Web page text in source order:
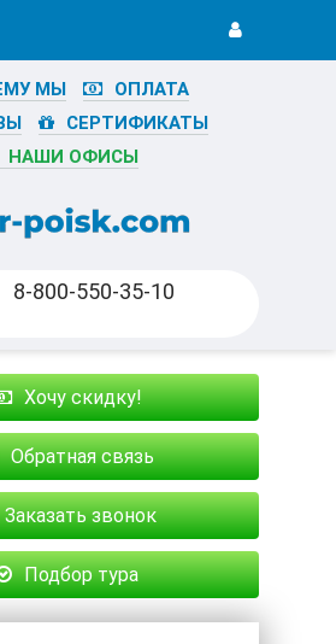
МЫ
ОПЛАТА
СЕРТИФИКАТЫ
НАШИ ОФИСЫ
8-800-550-35-10
Хочу скидку!
Обратная связь
Заказать звонок
Подбор тура